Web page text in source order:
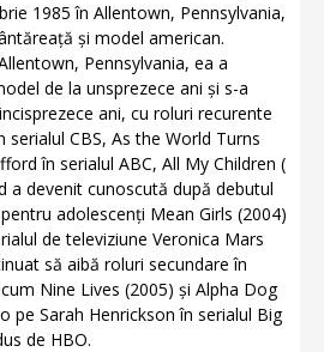
1985 în Allentown, Pennsylvania,
și model american.
Pennsylvania, ea a
de la unsprezece ani și s-a
ani, cu roluri recurente
CBS, As the World Turns
în serialul ABC, All My Children (
a devenit cunoscută după debutul
adolescenți Mean Girls (2004)
de televiziune Veronica Mars
să aibă roluri secundare în
Nine Lives (2005) și Alpha Dog
pe Sarah Henrickson în serialul Big
de HBO.